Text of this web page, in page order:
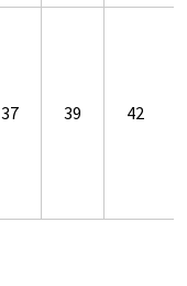
37 39 42